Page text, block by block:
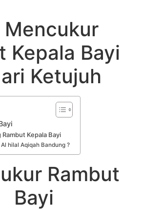
Mencukur
Kepala Bayi
Ketujuh
Kepala Bayi
hilal Aqiqah Bandung ?
Rambut
Bayi